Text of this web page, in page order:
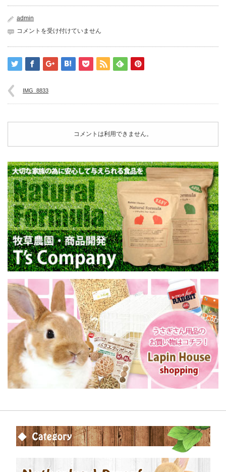
admin
IMG_8833
コメントを受け付けていません
IMG_8833
コメントは利用できません。